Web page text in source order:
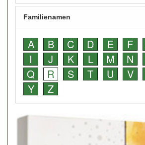
Familienamen
A B C D E F
I
J K L M N
Q
R S T U V
Y
Z